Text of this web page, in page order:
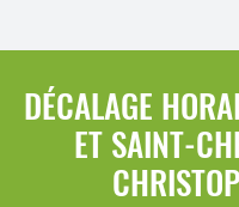
DÉCALAGE
ET SAINT-